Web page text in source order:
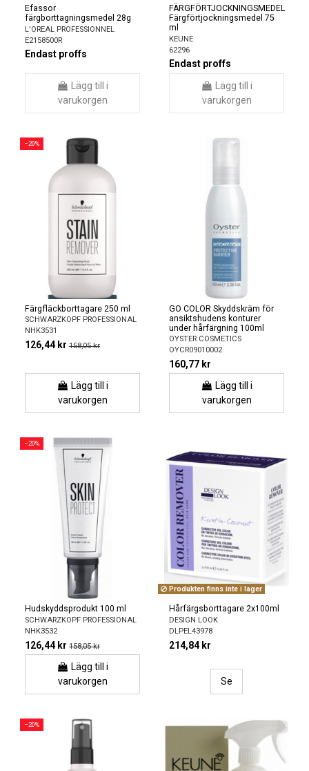
Efassor
färgborttagningsmedel 28g
L'OREAL PROFESSIONNEL
E2158500R
Endast proffs
Lägg till i
varukorgen
FÄRGFÖRTJOCKNINGSMEDEL
Färgförtjockningsmedel 75
ml
KEUNE
62296
Endast proffs
Lägg till i
varukorgen
−20%
Färgfläckborttagare 250 ml
SCHWARZKOPF PROFESSIONAL
NHK3531
126,44 kr 158,05 kr
Lägg till i
varukorgen
GO COLOR Skyddskräm för
ansiktshudens konturer
under hårfärgning 100ml
OYSTER COSMETICS
OYCR09010002
160,77 kr
Lägg till i
varukorgen
−20%
Hudskyddsprodukt 100 ml
SCHWARZKOPF PROFESSIONAL
NHK3532
126,44 kr 158,05 kr
Lägg till i
varukorgen
Produkten finns inte i lager
Hårfärgsborttagare 2x100ml
DESIGN LOOK
DLPEL43978
214,84 kr
Se
−20%